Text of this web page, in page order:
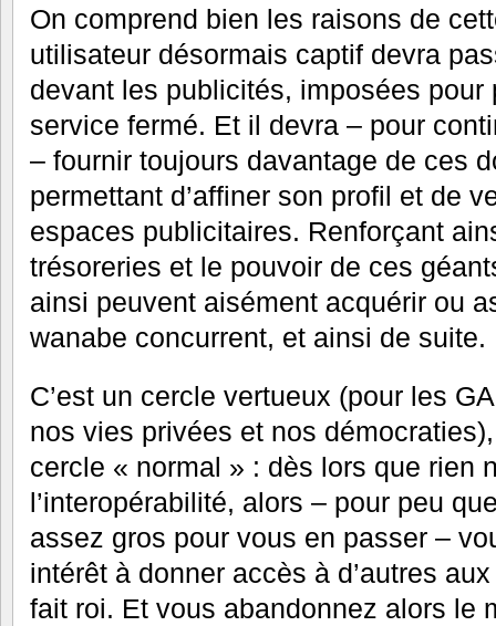
On comprend bien les raisons de
utilisateur désormais captif devra
devant les publicités, imposées
service fermé. Et il devra – pour
– fournir toujours davantage de ces
permettant d’affiner son profil et de
espaces publicitaires. Renforçant
trésoreries et le pouvoir de ces
ainsi peuvent aisément acquérir ou
wanabe concurrent, et ainsi de suite.
C’est un cercle vertueux (pour les
nos vies privées et nos
cercle « normal » : dès lors que rien
l’interopérabilité, alors – pour peu
assez gros pour vous en passer –
intérêt à donner accès à d’autres
fait roi. Et vous abandonnez alors le